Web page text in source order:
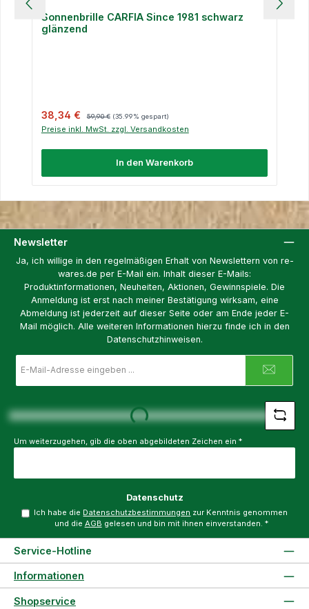
Sonnenbrille CARFIA Since 1981 schwarz
glänzend
Verkaufspreis:
38,34 € 59,90 € (35.99% gespart)
Preise inkl. MwSt. zzgl. Versandkosten
In den Warenkorb
Newsletter
Ja, ich willige in den regelmäßigen Erhalt von Newslettern von re-
wares.de per E-Mail ein. Inhalt dieser E-Mails:
Produktinformationen, Neuheiten, Aktionen, Gewinnspiele. Die
Anmeldung ist erst nach meiner Bestätigung wirksam, eine
Abmeldung ist jederzeit auf dieser Seite oder am Ende jeder E-
Mail möglich. Alle weiteren Informationen hierzu finde ich in den
Datenschutzhinweisen.
Mail-
Loading...
Um weiterzugehen, gib die oben abgebildeten Zeichen ein *
Datenschutz
Ich habe die Datenschutzbestimmungen zur Kenntnis genommen
und die AGB gelesen und bin mit ihnen einverstanden. *
Service-Hotline
Informationen
Shopservice